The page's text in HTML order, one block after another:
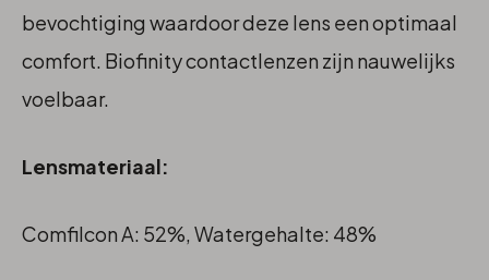
bevochtiging waardoor deze lens een optimaal
comfort. Biofinity contactlenzen zijn nauwelijks
voelbaar.
Lensmateriaal:
Comfilcon A: 52%, Watergehalte: 48%